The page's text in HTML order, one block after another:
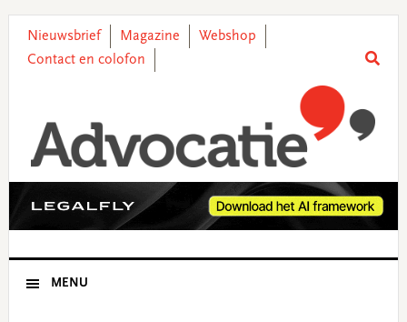
primary
main
primary
footer
Nieuwsbrief Magazine
Webshop
Contact en colofon
MENU